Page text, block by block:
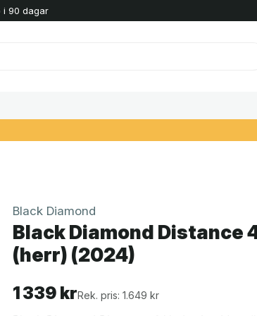
i 90 dagar
Black Diamond
Black Diamond Distance
(herr) (2024)
1 339 krRek. pris: 1.649 kr